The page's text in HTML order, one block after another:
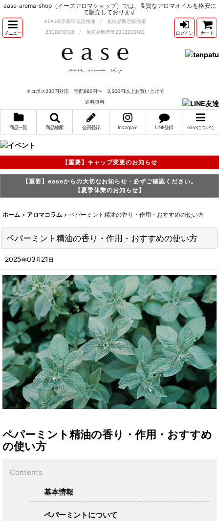
ease-aroma-shop（イーズアロマショップ）では、良質なアロマオイルを格安に
て販売しております
メニュー
AEAJ表示基準認定精油 / 化粧品製造販売業
23C0X10108 / 化粧品製造業23CZ200163
ネコポス230円対応 宅配660円〜 3,500円以上お買い上げで
送料無料
ログイン カート
商品一覧 商品検索 会員登録 Instagram LINE登録 easeについて
【重要】キャップ変更のお知らせ
【重要】easeからの大切なお知らせ・必ずご確認ください。
【夏季休業のお知らせ】
ホーム > アロマコラム > ペパーミント精油の香り・作用・おすすめの使い方
ペパーミント精油の香り・作用・おすすめの使い方
2025年03 月 21 日
ペパーミント精油の香り・作用・おすすめ
の使い方
Contents
基本情報
ペパーミントについて